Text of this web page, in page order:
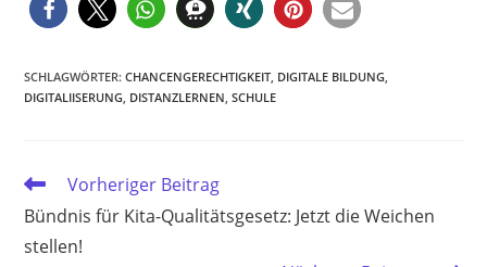
SCHLAGWÖRTER:CHANCENGERECHTIGKEIT DIGITALE BILDUNG
DIGITALIISERUNG DISTANZLERNEN SCHULE
Weitere
ansehen
Vorheriger Beitrag
Bündnis für Kita-Qualitätsgesetz: Jetzt die Weichen
stellen!